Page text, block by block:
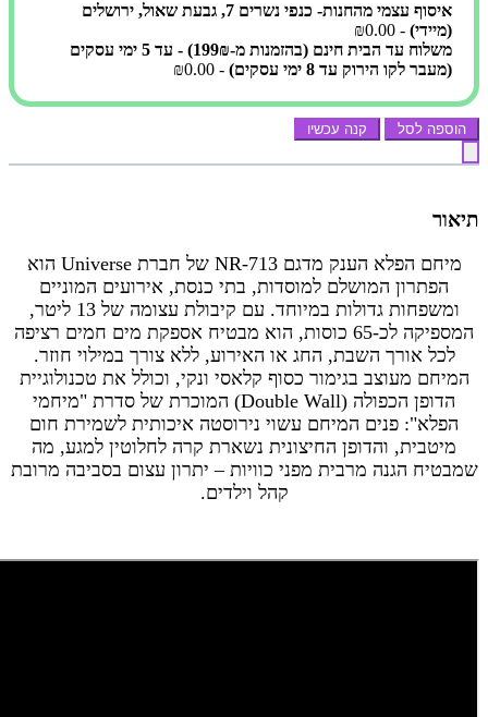
איסוף עצמי מהחנות- כנפי נשרים 7, גבעת שאול, ירושלים
(מיידי) - ₪0.00
משלוח עד הבית חינם (בהזמנות מ-199₪) - עד 5 ימי עסקים
(מעבר לקו הירוק עד 8 ימי עסקים)
- ₪0.00
הוספה לסל קנה עכשיו
תיאור
מיחם הפלא הענק מדגם NR-713 של חברת Universe הוא
הפתרון המושלם למוסדות, בתי כנסת, אירועים המוניים
ומשפחות גדולות במיוחד. עם קיבולת עצומה של 13 ליטר,
המספיקה לכ-65 כוסות, הוא מבטיח אספקת מים חמים רציפה
לכל אורך השבת, החג או האירוע, ללא צורך במילוי חוזר.
המיחם מעוצב בגימור כסוף קלאסי ונקי, וכולל את טכנולוגיית
הדופן הכפולה (Double Wall) המוכרת של סדרת "מיחמי
הפלא": פנים המיחם עשוי נירוסטה איכותית לשמירת חום
מיטבית, והדופן החיצונית נשארת קרה לחלוטין למגע, מה
שמבטיח הגנה מרבית מפני כוויות – יתרון עצום בסביבה מרובת
קהל וילדים.